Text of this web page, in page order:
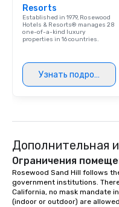
Resorts
Established in 1979, Rosewood
Hotels & Resorts® manages 28
one-of-a-kind luxury
properties in 16 countries.
Узнать подробнее
Дополнительная
Ограничения
Rosewood Sand Hill follows
government institutions.
California, no mask mandate
(indoor or outdoor) are